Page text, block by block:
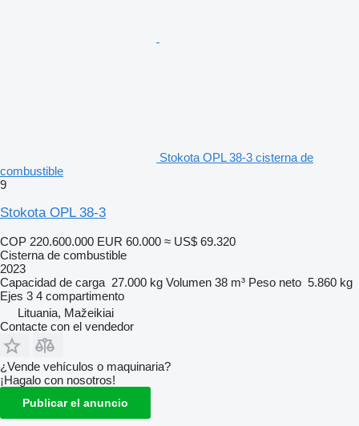
Stokota OPL 38-3 cisterna de
combustible
9
Stokota OPL 38-3
COP 220.600.000 EUR 60.000 ≈ US$ 69.320
Cisterna de combustible
2023
Capacidad de carga 27.000 kg Volumen 38 m³ Peso neto 5.860 kg
Ejes 3 4 compartimento
Lituania, Mažeikiai
Contacte con el vendedor
¿Vende vehículos o maquinaria?
¡Hagalo con nosotros!
Publicar el anuncio